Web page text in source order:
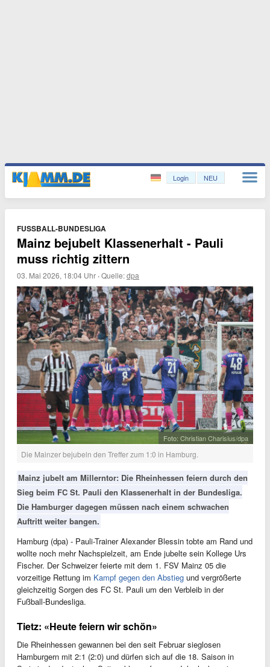
Login NEU
FUSSBALL-BUNDESLIGA
Mainz bejubelt Klassenerhalt - Pauli
muss richtig zittern
03. Mai 2026, 18:04 Uhr ·Quelle:dpa
Foto: Christian Charisius/dpa
Die Mainzer bejubeln den Treffer zum 1:0 in Hamburg.
Mainz jubelt am Millerntor: Die Rheinhessen feiern durch den
Sieg beim FC St. Pauli den Klassenerhalt in der Bundesliga.
Die Hamburger dagegen müssen nach einem schwachen
Auftritt weiter bangen.
Hamburg (dpa) - Pauli-Trainer Alexander Blessin tobte am Rand und
wollte noch mehr Nachspielzeit, am Ende jubelte sein Kollege Urs
Fischer. Der Schweizer feierte mit dem 1. FSV Mainz 05 die
vorzeitige Rettung im Kampf gegen den Abstieg und vergrößerte
gleichzeitig Sorgen des FC St. Pauli um den Verbleib in der
Fußball-Bundesliga.
Tietz: «Heute feiern wir schön»
Die Rheinhessen gewannen bei den seit Februar sieglosen
Hamburgern mit 2:1 (2:0) und dürfen sich auf die 18. Saison in